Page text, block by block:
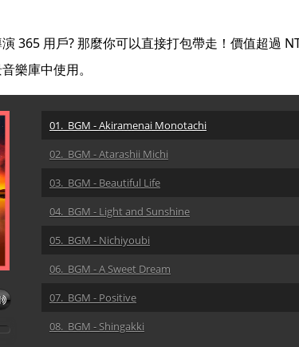
365 用戶? 那麼你可以直接打包帶走！價值超過
樂庫中使用。
01. BGM - Akiramenai Monotachi
02. BGM - Atarashii Michi
03. BGM - Beautiful Life
04. BGM - Light and Sunshine
05. BGM - Nichiyoubi
06. BGM - A Sweet Dream
07. BGM - Positive
08. BGM - Shingakki